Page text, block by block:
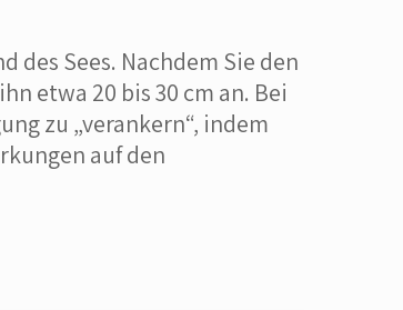
des Sees. Nachdem Sie den
etwa 20 bis 30 cm an. Bei
zu „verankern“, indem
auf den